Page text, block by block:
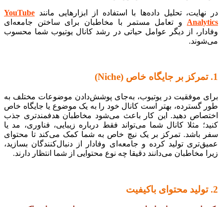
در نهایت، تحلیل داده‌ها با استفاده از ابزارهایی مانند YouTube
Analytics و تعامل مستمر با مخاطبان برای ساختن جامعه‌ای
وفادار، از دیگر عوامل حیاتی در رشد کانال یوتیوب شما محسوب
می‌شوند.
1. تمرکز بر جایگاه خاص (Niche)
برای موفقیت در یوتیوب، به‌جای پوشش‌دادن موضوعات مختلف به
طور گسترده، بهتر است کانال خود را به یک موضوع یا جایگاه خاص
اختصاص دهید. این کار باعث می‌شود مخاطبان هدفمندتری جذب
کنید؛ مثلا کانال شما می‌تواند فقط درباره زیبایی، فناوری، مد یا
سفر باشد. تمرکز بر یک نیچ خاص به شما کمک می‌کند تا محتوای
عمیق‌تری تولید کرده و جامعه‌ای وفادار از دنبال‌کنندگان بسازید،
زیرا مخاطبان می‌دانند دقیقا چه نوع محتوایی از شما انتظار دارند.
2. تولید محتوای باکیفیت